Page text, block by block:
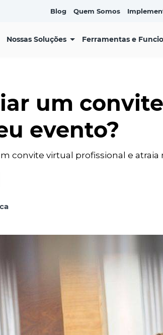
Blog Quem Somos
Nossas Soluções Ferramentas e
um
evento?
convite virtual profissional e atraia